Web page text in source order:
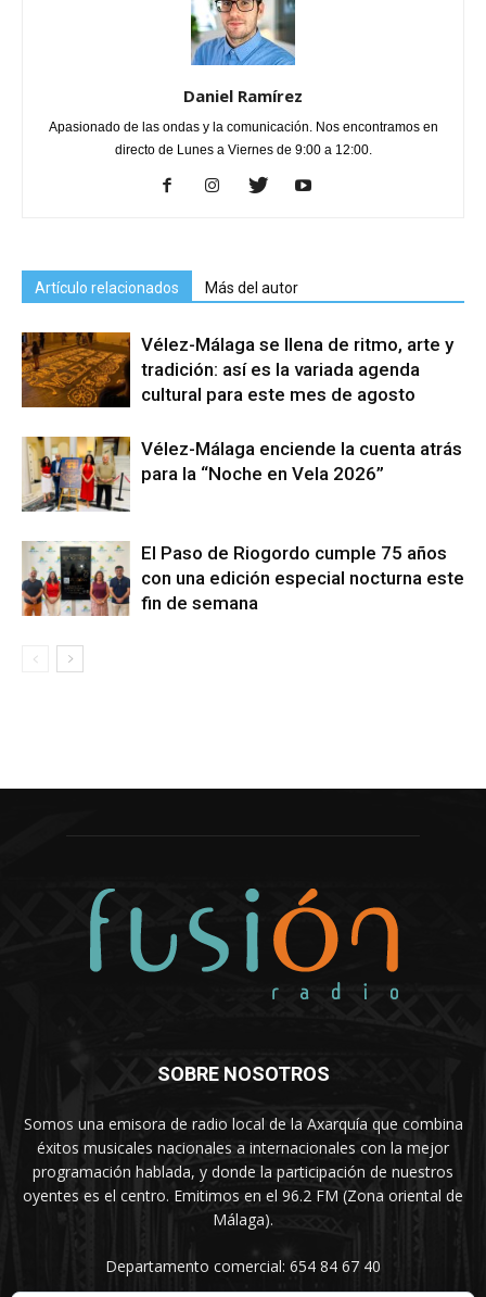
Daniel Ramírez
Apasionado de las ondas y la comunicación. Nos encontramos en
directo de Lunes a Viernes de 9:00 a 12:00.
Artículo relacionados Más del autor
Vélez-Málaga se llena de ritmo, arte y
tradición: así es la variada agenda
cultural para este mes de agosto
Vélez-Málaga enciende la cuenta atrás
para la “Noche en Vela 2026”
El Paso de Riogordo cumple 75 años
con una edición especial nocturna este
fin de semana
SOBRE NOSOTROS
Somos una emisora de radio local de la Axarquía que combina
éxitos musicales nacionales a internacionales con la mejor
programación hablada, y donde la participación de nuestros
oyentes es el centro. Emitimos en el 96.2 FM (Zona oriental de
Málaga).
Departamento comercial: 654 84 67 40